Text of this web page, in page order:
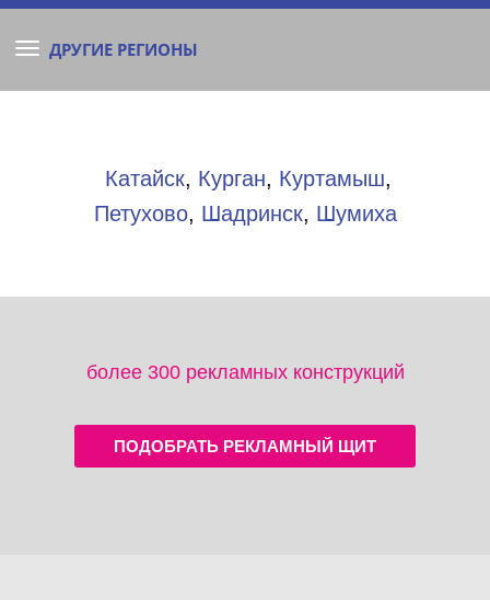
ДРУГИЕ РЕГИОНЫ
Катайск, Курган, Куртамыш,
Петухово, Шадринск, Шумиха
более 300 рекламных конструкций
ПОДОБРАТЬ РЕКЛАМНЫЙ ЩИТ